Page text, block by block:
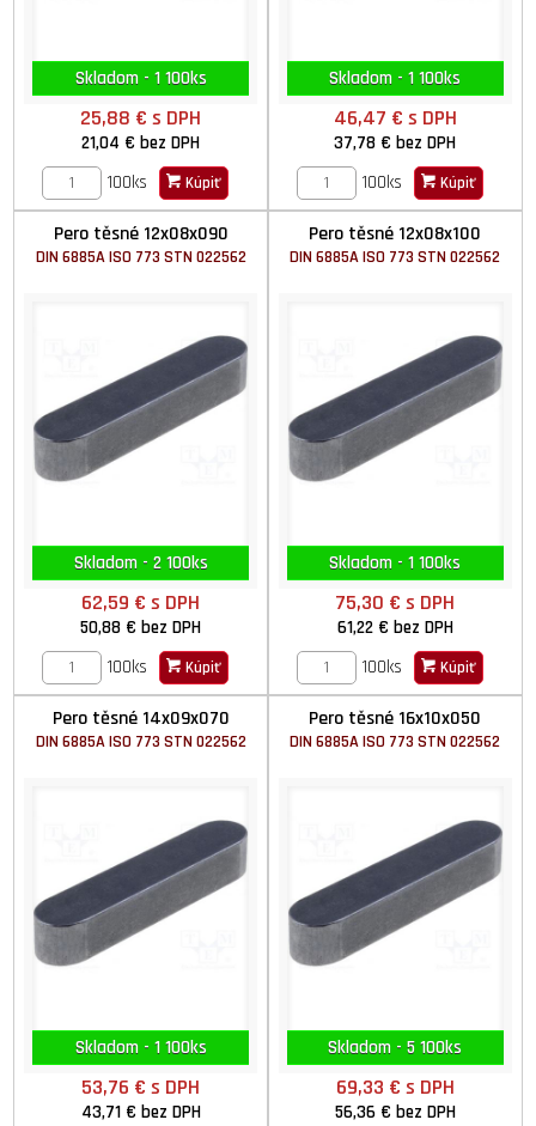
Skladom - 1 100ks
25,88 €s DPH
21,04 €bez DPH
100ks
Kúpiť
Skladom - 1 100ks
46,47 € s DPH
37,78 €bez DPH
100ks
Kúpiť
Pero těsné 12x08x090
DIN 6885A ISO 773 STN 022562
Skladom - 2 100ks
62,59 €s DPH
50,88 €bez DPH
100ks
Kúpiť
Pero těsné 12x08x100
DIN 6885A ISO 773 STN 022562
Skladom - 1 100ks
75,30 €s DPH
61,22 € bez DPH
100ks
Kúpiť
Pero těsné 14x09x070
DIN 6885A ISO 773 STN 022562
Skladom - 1 100ks
53,76 €s DPH
43,71 € bez DPH
Pero těsné 16x10x050
DIN 6885A ISO 773 STN 022562
Skladom - 5 100ks
69,33 € s DPH
56,36 € bez DPH